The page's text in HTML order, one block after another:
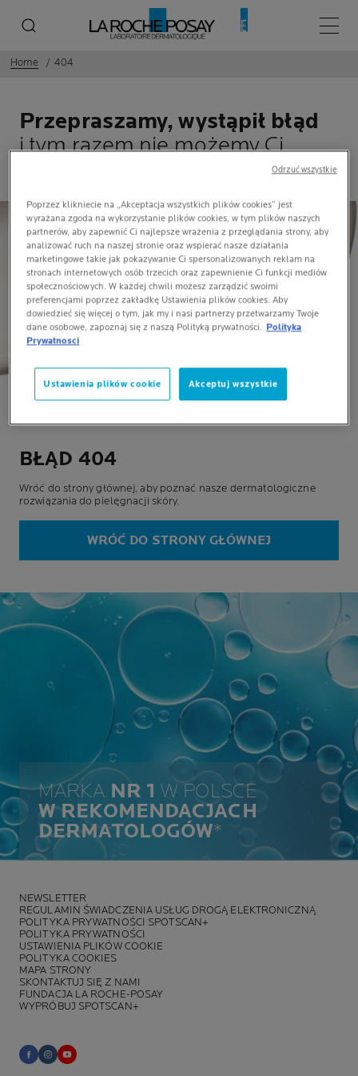
Menu
Home 404
Przepraszamy, wystąpił błąd
i tym razem nie możemy Ci
BŁĄD 404
Wróć do strony głównej, aby poznać nasze dermatologiczne
rozwiązania do pielęgnacji skóry.
WRÓĆ DO STRONY GŁÓWNEJ
MARKA NR 1 W POLSCE
W REKOMENDACJACH
DERMATOLOGÓW*
NEWSLETTER
REGULAMIN ŚWIADCZENIA USŁUG DROGĄ ELEKTRONICZNĄ
POLITYKA PRYWATNOŚCI SPOTSCAN+
POLITYKA PRYWATNOŚCI
USTAWIENIA PLIKÓW COOKIE
POLITYKA COOKIES
MAPA STRONY
SKONTAKTUJ SIĘ Z NAMI
FUNDACJA LA ROCHE-POSAY
WYPRÓBUJ SPOTSCAN+
Poprzez klikniecie na „Akceptacja wszystkich plików cookies” jest
wyrażana zgoda na wykorzystanie plików cookies, w tym plików naszych
partnerów, aby zapewnić Ci najlepsze wrażenia z przeglądania strony, aby
analizować ruch na naszej stronie oraz wspierać nasze działania
marketingowe takie jak pokazywanie Ci spersonalizowanych reklam na
stronach internetowych osób trzecich oraz zapewnienie Ci funkcji mediów
społecznościowych. W każdej chwili możesz zarządzić swoimi
preferencjami poprzez zakładkę Ustawienia plików cookies. Aby
dowiedzieć się więcej o tym, jak my i nasi partnerzy przetwarzamy Twoje
dane osobowe, zapoznaj się z naszą Polityką prywatności. Polityka
Prywatnosci
Ustawienia plików cookie Akceptuj wszystkie
Odrzuć wszystkie